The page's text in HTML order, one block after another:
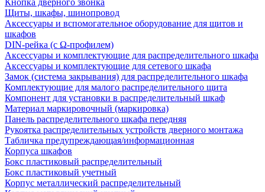
Кнопка дверного звонка
Щиты, шкафы, шинопровод
Аксессуары и вспомогательное оборудование для щитов и
шкафов
DIN-рейка (с Ω-профилем)
Аксессуары и комплектующие для распределительного шкафа
Аксессуары и комплектующие для сетевого шкафа
Замок (система закрывания) для распределительного шкафа
Комплектующие для малого распределительного щита
Компонент для установки в распределительный шкаф
Материал маркировочный (маркировка)
Панель распределительного шкафа передняя
Рукоятка распределительных устройств дверного монтажа
Табличка предупреждающая/информационная
Корпуса шкафов
Бокс пластиковый распределительный
Бокс пластиковый учетный
Корпус металлический распределительный